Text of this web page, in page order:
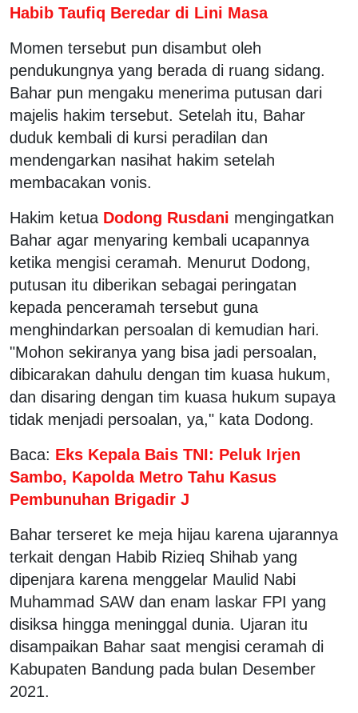
Habib Taufiq Beredar di Lini Masa
Momen tersebut pun disambut oleh
pendukungnya yang berada di ruang sidang.
Bahar pun mengaku menerima putusan dari
majelis hakim tersebut. Setelah itu, Bahar
duduk kembali di kursi peradilan dan
mendengarkan nasihat hakim setelah
membacakan vonis.
Hakim ketua Dodong Rusdani mengingatkan
Bahar agar menyaring kembali ucapannya
ketika mengisi ceramah. Menurut Dodong,
putusan itu diberikan sebagai peringatan
kepada penceramah tersebut guna
menghindarkan persoalan di kemudian hari.
"Mohon sekiranya yang bisa jadi persoalan,
dibicarakan dahulu dengan tim kuasa hukum,
dan disaring dengan tim kuasa hukum supaya
tidak menjadi persoalan, ya," kata Dodong.
Baca: Eks Kepala Bais TNI: Peluk Irjen
Sambo, Kapolda Metro Tahu Kasus
Pembunuhan Brigadir J
Bahar terseret ke meja hijau karena ujarannya
terkait dengan Habib Rizieq Shihab yang
dipenjara karena menggelar Maulid Nabi
Muhammad SAW dan enam laskar FPI yang
disiksa hingga meninggal dunia. Ujaran itu
disampaikan Bahar saat mengisi ceramah di
Kabupaten Bandung pada bulan Desember
2021.